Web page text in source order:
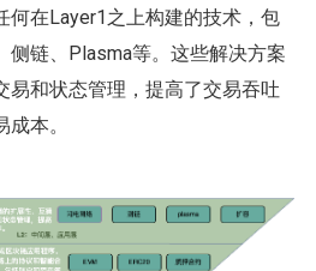
何在Layer1之上构建的技术，包
侧链、Plasma等。这些解决方案
易和状态管理，提高了交易吞吐
本。